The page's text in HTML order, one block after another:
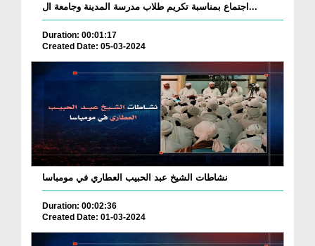
اجتماع بمناسبة تكريم طلاب مدرسة المدينة وجامعة ال...
Duration: 00:01:17
Created Date: 05-03-2024
نشاطات الشيخ عبد الحبيب العطاري في مومباسا
Duration: 00:02:36
Created Date: 01-03-2024